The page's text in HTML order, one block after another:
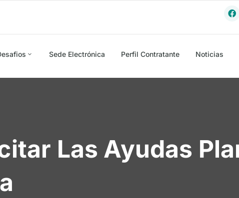
Sede Electrónica Perfil Contratante Noticias
Las Ayudas